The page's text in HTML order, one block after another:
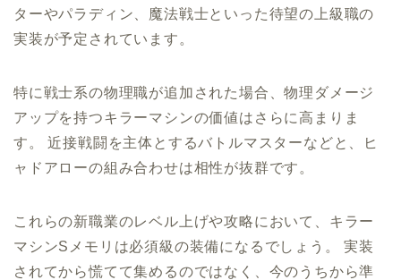
ターやパラディン、魔法戦士といった待望の上級職の
実装が予定されています。
特に戦士系の物理職が追加された場合、物理ダメージ
アップを持つキラーマシンの価値はさらに高まりま
す。 近接戦闘を主体とするバトルマスターなどと、ヒ
ャドアローの組み合わせは相性が抜群です。
これらの新職業のレベル上げや攻略において、キラー
マシンSメモリは必須級の装備になるでしょう。 実装
されてから慌てて集めるのではなく、今のうちから準